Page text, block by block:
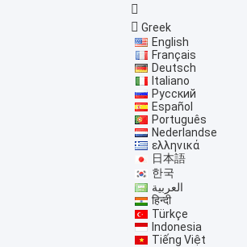
Greek
English
Français
Deutsch
Italiano
Русский
Español
Português
Nederlandse
ελληνικά
日本語
한국
العربية
हिन्दी
Türkçe
Indonesia
Tiếng Việt